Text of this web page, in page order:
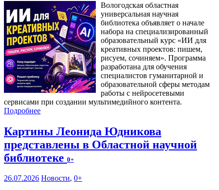
Вологодская областная
универсальная научная
библиотека объявляет о начале
набора на специализированный
образовательный курс «ИИ для
креативных проектов: пишем,
рисуем, сочиняем». Программа
разработана для обучения
специалистов гуманитарной и
образовательной сферы методам
работы с нейросетевыми
сервисами при создании мультимедийного контента.
Подробнее
Картины Леонида Юдникова
представлены в Областной научной
библиотеке 0+
26.07.2026 Новости, 0+